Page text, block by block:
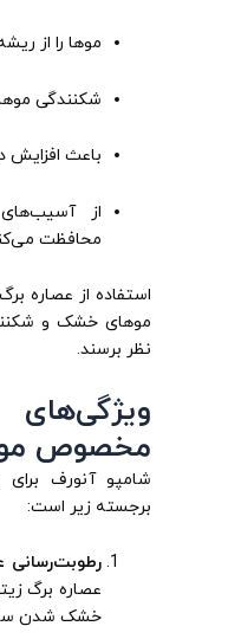
موها را از
شکنندگی
باعث
از
محافظت
استفاده از عصاره
موهای خشک و
نظر برسند.
مخصوص
شامپو آنورف
برجسته زیر است:
رطوبت‌رسانی
عصاره برگ
خشک شدن